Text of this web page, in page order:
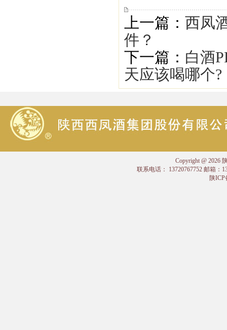
上一篇： 西凤
件？
下一篇： 白酒
天应该喝哪个?
Copyright @ 2026
联系电话： 13720767752 邮箱：
陕ICP